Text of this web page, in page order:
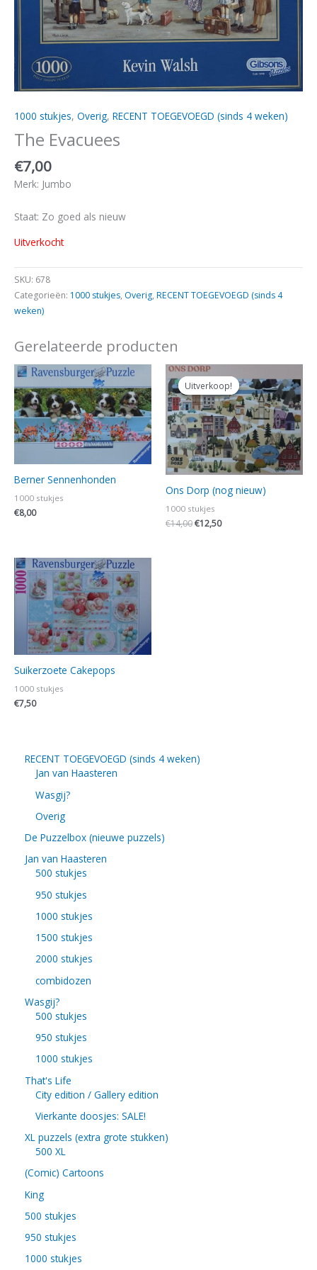
1000 stukjes, Overig, RECENT TOEGEVOEGD (sinds 4 weken)
The Evacuees
€7,00
Merk: Jumbo
Staat: Zo goed als nieuw
Uitverkocht
SKU: 678
Categorieën: 1000 stukjes, Overig, RECENT TOEGEVOEGD (sinds 4
weken)
Gerelateerde producten
Berner Sennenhonden
1000 stukjes
€8,00
Uitverkoop!
Uitverkoop!
Ons Dorp (nog nieuw)
1000 stukjes
€14,00
Oorspronkelijke
prijs
was:
€14,00.
€12,50
prijs
is:
€12,50.
Suikerzoete Cakepops
1000 stukjes
€7,50
RECENT TOEGEVOEGD (sinds 4 weken)
Jan van Haasteren
Wasgij?
Overig
De Puzzelbox (nieuwe puzzels)
Jan van Haasteren
500 stukjes
950 stukjes
1000 stukjes
1500 stukjes
2000 stukjes
combidozen
Wasgij?
500 stukjes
950 stukjes
1000 stukjes
That's Life
City edition / Gallery edition
Vierkante doosjes: SALE!
XL puzzels (extra grote stukken)
500 XL
(Comic) Cartoons
King
500 stukjes
950 stukjes
1000 stukjes